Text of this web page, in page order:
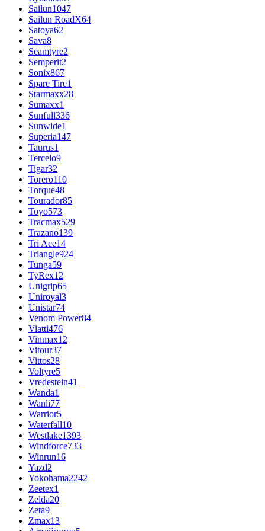
Sailun1047
Sailun RoadX64
Satoya62
Sava8
Seamtyre2
Semperit2
Sonix867
Spare Tire1
Starmaxx28
Sumaxx1
Sunfull336
Sunwide1
Superia147
Taurus1
Tercelo9
Tigar32
Torero110
Torque48
Tourador85
Toyo573
Tracmax529
Trazano139
Tri Ace14
Triangle924
Tunga59
TyRex12
Unigrip65
Uniroyal3
Unistar74
Venom Power84
Viatti476
Vinmax12
Vitour37
Vittos28
Voltyre5
Vredestein41
Wanda1
Wanli77
Warrior5
Waterfall10
Westlake1393
Windforce733
Winrun16
Yazd2
Yokohama2242
Zeetex1
Zelda20
Zeta9
Zmax13